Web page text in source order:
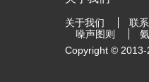
关于我们 联
噪声图则
Copyright © 2013-